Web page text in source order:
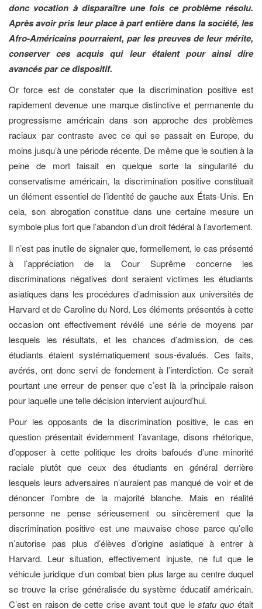
donc vocation à disparaître une fois ce problème résolu.
Après avoir pris leur place à part entière dans la société, les
Afro-Américains pourraient, par les preuves de leur mérite,
conserver ces acquis qui leur étaient pour ainsi dire
avancés par ce dispositif.
Or force est de constater que la discrimination positive est
rapidement devenue une marque distinctive et permanente du
progressisme américain dans son approche des problèmes
raciaux par contraste avec ce qui se passait en Europe, du
moins jusqu’à une période récente. De même que le soutien à la
peine de mort faisait en quelque sorte la singularité du
conservatisme américain, la discrimination positive constituait
un élément essentiel de l’identité de gauche aux États-Unis. En
cela, son abrogation constitue dans une certaine mesure un
symbole plus fort que l’abandon d’un droit fédéral à l’avortement.
Il n’est pas inutile de signaler que, formellement, le cas présenté
à l’appréciation de la Cour Suprême concerne les
discriminations négatives dont seraient victimes les étudiants
asiatiques dans les procédures d’admission aux universités de
Harvard et de Caroline du Nord. Les éléments présentés à cette
occasion ont effectivement révélé une série de moyens par
lesquels les résultats, et les chances d’admission, de ces
étudiants étaient systématiquement sous-évalués. Ces faits,
avérés, ont donc servi de fondement à l’interdiction. Ce serait
pourtant une erreur de penser que c’est là la principale raison
pour laquelle une telle décision intervient aujourd’hui.
Pour les opposants de la discrimination positive, le cas en
question présentait évidemment l’avantage, disons rhétorique,
d’opposer à cette politique les droits bafoués d’une minorité
raciale plutôt que ceux des étudiants en général derrière
lesquels leurs adversaires n’auraient pas manqué de voir et de
dénoncer l’ombre de la majorité blanche. Mais en réalité
personne ne pense sérieusement ou sincèrement que la
discrimination positive est une mauvaise chose parce qu’elle
n’autorise pas plus d’élèves d’origine asiatique à entrer à
Harvard. Leur situation, effectivement injuste, ne fut que le
véhicule juridique d’un combat bien plus large au centre duquel
se trouve la crise généralisée du système éducatif américain.
C’est en raison de cette crise avant tout que lestatu quo était